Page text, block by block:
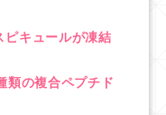
ピキュールが凍結
類の複合ペプチド